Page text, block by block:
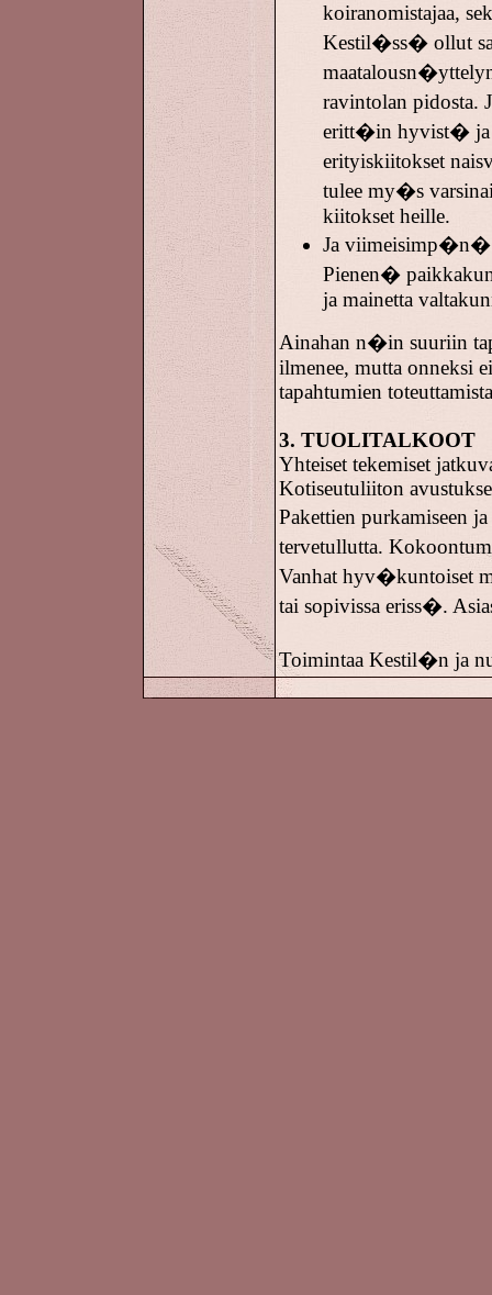
koiranomistajaa,
Kestil�ss� ollut
ravintolan
eritt�in hyvist� ja
erityiskiitokset
tulee my�s
kiitokset heille.
Ja viimeisimp�n�
Pienen�
ja mainetta
Ainahan n�in suuriin
ilmenee, mutta onneksi
tapahtumien
3. TUOLITALKOOT
Yhteiset tekemiset
Kotiseutuliiton
Pakettien purkamiseen
tervetullutta.
Vanhat hyv�kuntoiset
tai sopivissa eriss�.
Toimintaa Kestil�n ja